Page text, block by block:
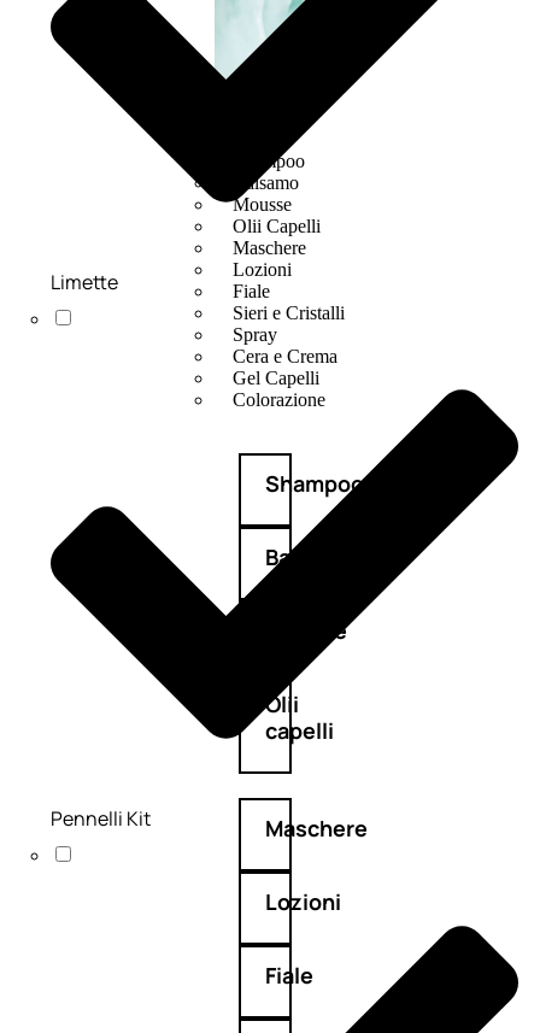
Shampoo
Balsamo
Mousse
Olii Capelli
Maschere
Lozioni
Fiale
Sieri e Cristalli
Spray
Cera e Crema
Gel Capelli
Colorazione
Shampoo
Balsamo
Mousse
Olii
capelli
Maschere
Lozioni
Fiale
Limette
Pennelli Kit